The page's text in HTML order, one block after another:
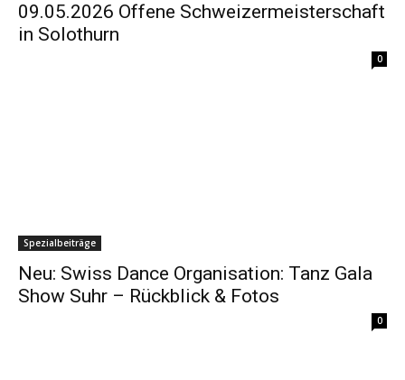
09.05.2026 Offene Schweizermeisterschaft
in Solothurn
0
Spezialbeiträge
Neu: Swiss Dance Organisation: Tanz Gala
Show Suhr – Rückblick & Fotos
0